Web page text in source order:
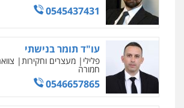
0524122241
עו"ד ד"ר איתן
כלכלי הלבנת הון חילוט
0507061374